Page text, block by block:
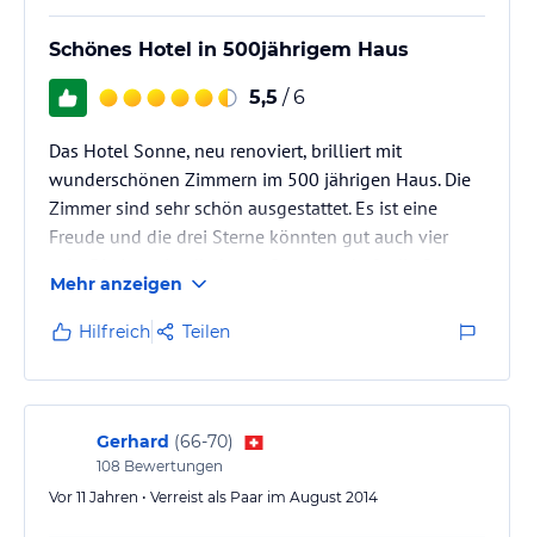
Schönes Hotel in 500jährigem Haus
5,5 / 6
Das Hotel Sonne, neu renoviert, brilliert mit
wunderschönen Zimmern im 500 jährigen Haus. Die
Zimmer sind sehr schön ausgestattet. Es ist eine
Freude und die drei Sterne könnten gut auch vier
stört nicht. Das Frühstück ist gut!
Mehr anzeigen
Hilfreich Teilen
Gerhard (66-70)
108 Bewertungen
Vor 11 Jahren • Verreist als Paar im August 2014